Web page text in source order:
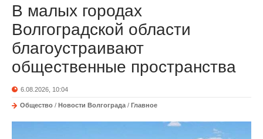
В малых городах
Волгоградской области
благоустраивают
общественные пространства
6.08.2026, 10:04
Общество / Новости Волгограда / Главное